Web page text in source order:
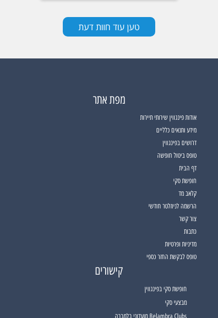
טען עוד חוות דעת
מפת אתר
אודות פינגווין שירותי תיירות
מידע ותנאים כלליים
דרושים בפינגווין
טופס ביטול חופשה
דף הבית
חופשת סקי
קלאב מד
הרשמה לניוזלטר חודשי
צור קשר
כתבות
מדיניות ופרטיות
טופס לבקשת החזר כספי
קישורים
חופשת סקי בפינגווין
מבצעי סקי
Belambra Clubs מועדוני בלמברה